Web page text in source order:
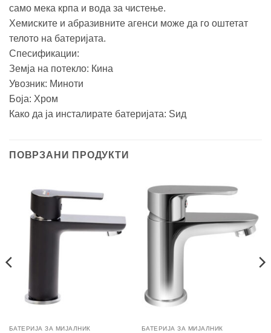
само мека крпа и вода за чистење.
Хемиските и абразивните агенси може да го оштетат
телото на батеријата.
Спесификации:
Земја на потекло: Кина
Увозник: Миноти
Боја: Хром
Како да ја инсталирате батеријата: Ѕид
ПОВРЗАНИ ПРОДУКТИ
БАТЕРИЈА ЗА МИЈАЛНИК БАТЕРИЈА ЗА МИЈАЛНИК